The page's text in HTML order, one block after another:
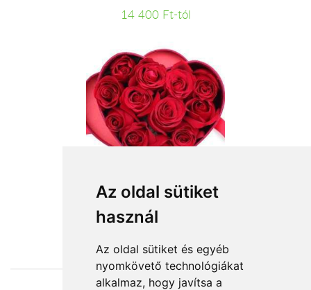
Az oldal sütiket
használ
Az oldal sütiket és egyéb
nyomkövető technológiákat
alkalmaz, hogy javítsa a
14 400 Ft-tól
Érted dobban
34 000 Ft-tól